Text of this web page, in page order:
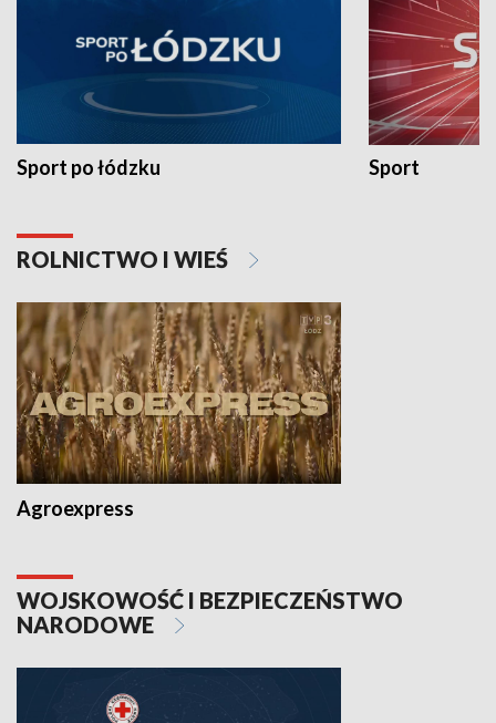
Sport po łódzku Sport
ROLNICTWO I WIEŚ
Agroexpress
WOJSKOWOŚĆ I BEZPIECZEŃSTWO
NARODOWE